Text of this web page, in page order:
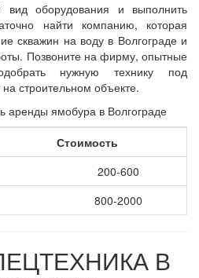
вид оборудования и выполнить
найти компанию, которая
скважин на воду в Волгограде и
Позвоните на фирму, опытные
нужную технику под
строительном объекте.
аренды ямобура в Волгограде
Стоимость
200-600
800-2000
В